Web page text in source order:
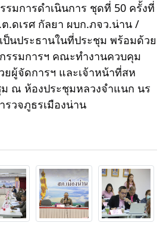
มการดำเนินการ ชุดที่ 50 ครั้งที่
.ดเรศ กัลยา ผบก.ภจว.น่าน /
ป็นประธานในที่ประชุม พร้อมด้วย
รรมการฯ คณะทำงานควบคุม
ผู้จัดการฯ และเจ้าหน้าที่สห
ณ ห้องประชุมหลวงจำแนก นร
รวจภูธรเมืองน่าน